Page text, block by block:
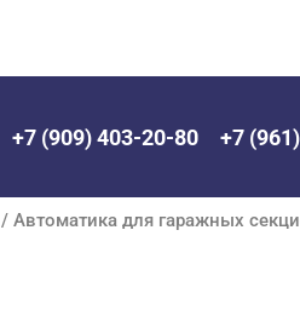
+7 (909) 403-20-80 +7
/ Автоматика для гаражных